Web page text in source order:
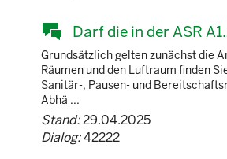
Darf die in der ASR
Grundsätzlich gelten zunächst die
Räumen und den Luftraum finden
Sanitär-, Pausen- und
Abhä ...
Stand:29.04.2025
Dialog:42222